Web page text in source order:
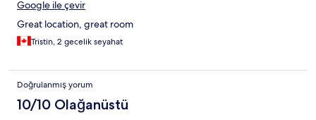
Google ile çevir
Great location, great room
Tristin, 2 gecelik seyahat
Doğrulanmış yorum
10/10 Olağanüstü